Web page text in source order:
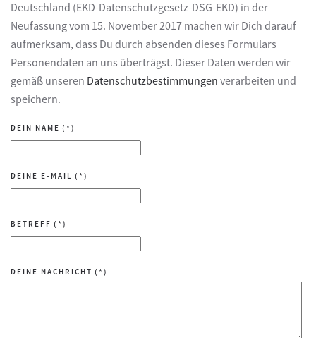
Deutschland (EKD-Datenschutzgesetz-DSG-EKD) in der
Neufassung vom 15. November 2017 machen wir Dich darauf
aufmerksam, dass Du durch absenden dieses Formulars
Personendaten an uns überträgst. Dieser Daten werden wir
gemäß unseren Datenschutzbestimmungen verarbeiten und
speichern.
DEIN NAME (*)
DEINE E-MAIL (*)
BETREFF (*)
DEINE NACHRICHT (*)